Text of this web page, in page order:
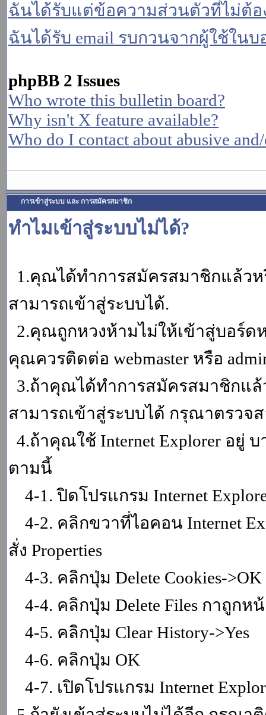
ฉันได้รับแต่ข้อความส่วนตัวที่ไม่ต้อ
ฉันได้รับ email รบกวนจากผู้ใช้ใน
phpBB 2 Issues
Who wrote this bulletin board?
Why isn't X feature available?
Who do I contact about abusive
การเข้าสู่ระบบ และ การสมัครสมาชิก
ทำไมเข้าสู่ระบบไม่ได้?
1.คุณได้ทำการสมัครสมาชิกแล้ว
สามารถเข้าสู่ระบบได้.
2.คุณถูกหวงห้ามไม่ให้เข้าสู่บอร์ด
คุณควรติดต่อ webmaster หรือ
3.ถ้าคุณได้ทำการสมัครสมาชิกแ
สามารถเข้าสู่ระบบได้ กรุณาตรวจส
4.ถ้าคุณใช้ Internet Explorer อยู่
ตามนี้
4-1. ปิดโปรแกรม Internet
4-2. คลิกขวาที่ไอคอน Internet
สั่ง Properties
4-3. คลิกปุ่ม Delete Cookies->OK
4-4. คลิกปุ่ม Delete Files กาถูกหน้
4-5. คลิกปุ่ม Clear History->Yes
4-6. คลิกปุ่ม OK
4-7. เปิดโปรแกรม Internet